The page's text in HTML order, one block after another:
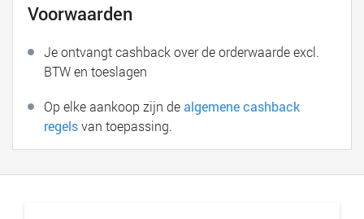
Voorwaarden
Je ontvangt cashback over de orderwaarde excl.
BTW en toeslagen
Op elke aankoop zijn dealgemene cashback
regelsvan toepassing.